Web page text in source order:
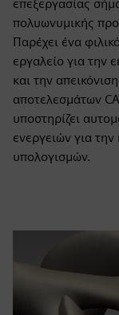
επεξεργασίας
πολυωνυμικής
Παρέχει ένα
εργαλείο για την
και την
αποτελεσμάτων
υποστηρίζει
ενεργειών για
υπολογισμών.